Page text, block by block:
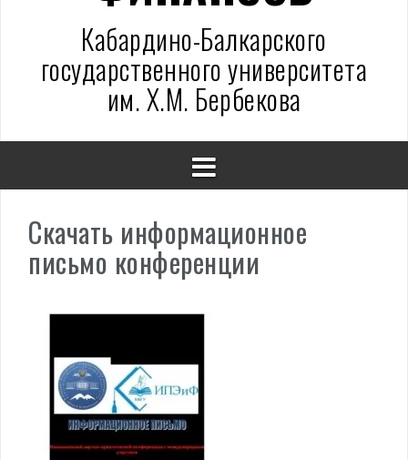
Кабардино-Балкарского
государственного университета
им. Х.М. Бербекова
Скачать информационное
письмо конференции